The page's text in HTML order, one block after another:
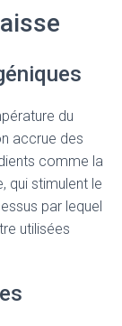
du
accrue des
comme la
qui stimulent le
par lequel
utilisées